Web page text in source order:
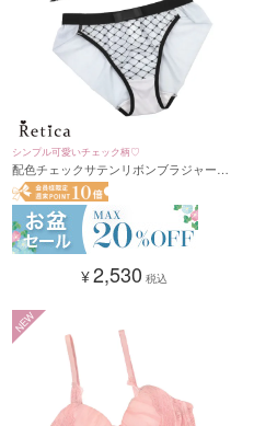
シンプル可愛いチェック柄♡
配色チェックサテンリボンブラジャー&
ショーツセット(ライトブルー)(A～F/65
～80)
¥2,530 税込
NEW